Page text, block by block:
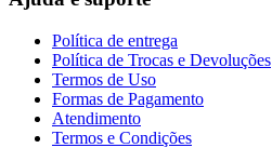
Política de entrega
Política de Trocas e Devoluções
Termos de Uso
Formas de Pagamento
Atendimento
Termos e Condições